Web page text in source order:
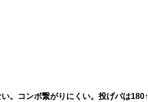
。コンボ繋がりにくい。投げバは180↑